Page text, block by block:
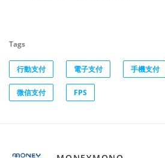
Tags
行動支付 電子支付 手機支付
微信支付 FPS